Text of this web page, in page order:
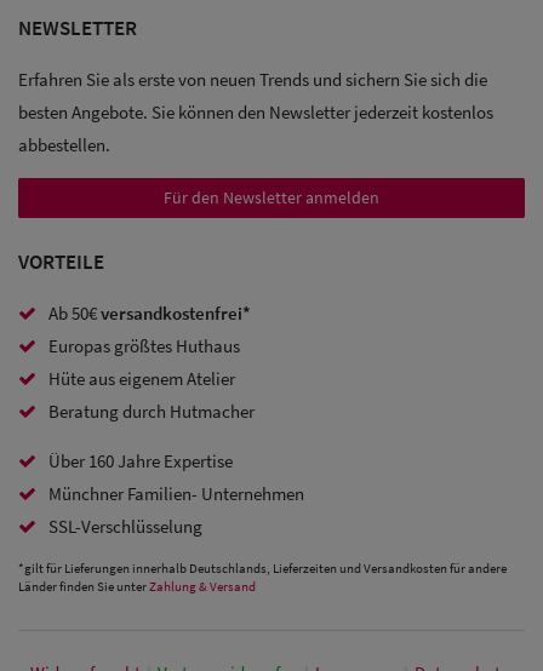
Sale: Army
Sale:
Trucker
Caps
Ohrenschutz
NEWSLETTER
Erfahren Sie als erste von neuen Trends und sichern Sie sich die
besten Angebote. Sie können den Newsletter jederzeit kostenlos
abbestellen.
Für den Newsletter anmelden
VORTEILE
Ab 50€versandkostenfrei*
Europas größtes Huthaus
Hüte aus eigenem Atelier
Beratung durch Hutmacher
Über 160 Jahre Expertise
Münchner Familien- Unternehmen
SSL-Verschlüsselung
*gilt für Lieferungen innerhalb Deutschlands, Lieferzeiten und Versandkosten für andere
Länder finden Sie unterZahlung & Versand